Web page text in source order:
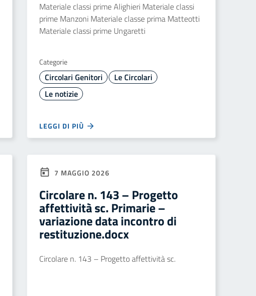
Materiale classi prime Alighieri Materiale classi
prime Manzoni Materiale classe prima Matteotti
Materiale classi prime Ungaretti
Categorie
Circolari Genitori
Le Circolari
Le notizie
LEGGI DI PIÙ
7 MAGGIO 2026
Circolare n. 143 – Progetto
affettività sc. Primarie –
variazione data incontro di
restituzione.docx
Circolare n. 143 – Progetto affettività sc.